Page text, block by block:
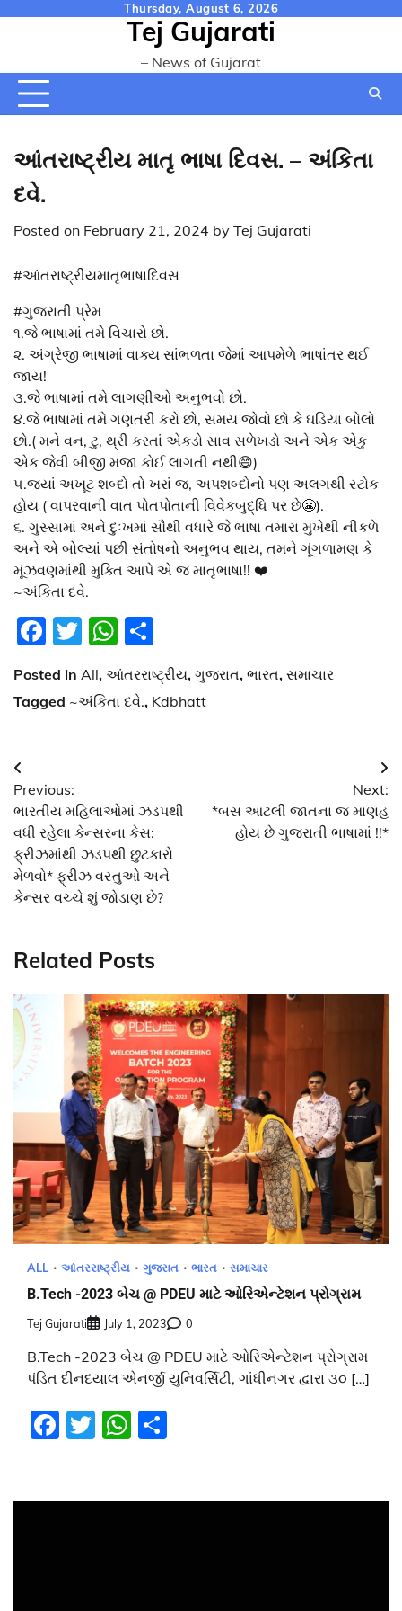
Thursday, August 6, 2026
Tej Gujarati
– News of Gujarat
આંતરાષ્ટ્રીય માતૃ ભાષા દિવસ. – અંકિતા
દવે.
Posted on February 21, 2024 by Tej Gujarati
#આંતરાષ્ટ્રીયમાતૃભાષાદિવસ
#ગુજરાતી પ્રેમ
૧.જે ભાષામાં તમે વિચારો છો.
૨. અંગ્રેજી ભાષામાં વાક્ય સાંભળતા જેમાં આપમેળે ભાષાંતર થઈ
જાય!
૩.જે ભાષામાં તમે લાગણીઓ અનુભવો છો.
૪.જે ભાષામાં તમે ગણતરી કરો છો, સમય જોવો છો કે ઘડિયા બોલો
છો.( મને વન, ટુ, થ્રી કરતાં એકડો સાવ સળેખડો અને એક એકુ
એક જેવી બીજી મજા કોઈ લાગતી નથી😄)
૫.જ્યાં અખૂટ શબ્દો તો ખરાં જ, અપશબ્દોનો પણ અલગથી સ્ટોક
હોય ( વાપરવાની વાત પોતપોતાની વિવેકબુદ્ધિ પર છે😬).
૬. ગુસ્સામાં અને દુઃખમાં સૌથી વધારે જે ભાષા તમારા મુખેથી નીકળે
અને એ બોલ્યાં પછી સંતોષનો અનુભવ થાય, તમને ગૂંગળામણ કે
મૂંઝવણમાંથી મુક્તિ આપે એ જ માતૃભાષા!! ❤️
~અંકિતા દવે.
Facebook
TwitterWhatsApp
Posted in All, આંતરરાષ્ટ્રીય, ગુજરાત, ભારત, સમાચાર
Tagged ~અંકિતા દવે., Kdbhatt
Post
navigation
Previous:
ભારતીય મહિલાઓમાં ઝડપથી
વધી રહેલા કેન્સરના કેસ:
ફ્રીઝમાંથી ઝડપથી છુટકારો
મેળવો* ફ્રીઝ વસ્તુઓ અને
કેન્સર વચ્ચે શું જોડાણ છે?
Next:
*બસ આટલી જાતના જ માણહ
હોય છે ગુજરાતી ભાષામાં !!*
Related Posts
ALL આંતરરાષ્ટ્રીય ગુજરાત ભારત સમાચાર
B.Tech -2023 બેચ @ PDEU માટે ઓરિએન્ટેશન પ્રોગ્રામ
Tej Gujarati July 1, 2023 0
B.Tech -2023 બેચ @ PDEU માટે ઓરિએન્ટેશન પ્રોગ્રામ
પંડિત દીનદયાલ એનર્જી યુનિવર્સિટી, ગાંધીનગર દ્વારા ૩૦ […]
Facebook
TwitterWhatsApp